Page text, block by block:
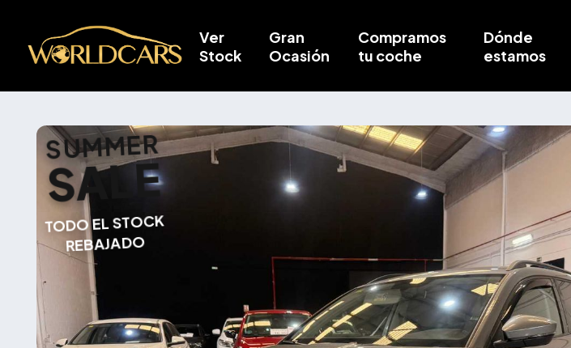
Ver
Stock
Gran
Ocasión
Compramos
tu coche
Dónde
estamos
SUMMER
SALE
TODO EL STOCK
REBAJADO